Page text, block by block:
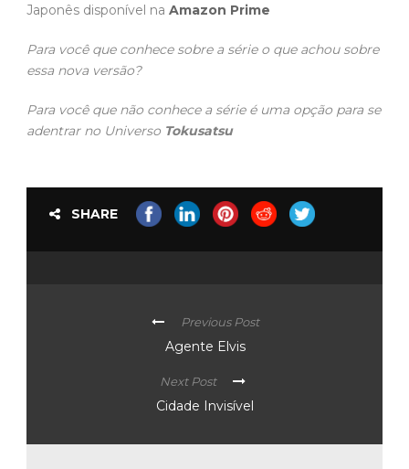
Japonês disponível na Amazon Prime
Para você que conhece sobre a série o que achou sobre
essa nova versão?
Para você que não conhece a série é uma opção para se
adentrar no Universo Tokusatsu
SHARE
Previous Post
Agente Elvis
Next Post
Cidade Invisível